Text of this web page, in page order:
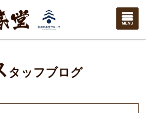
タッフブログ